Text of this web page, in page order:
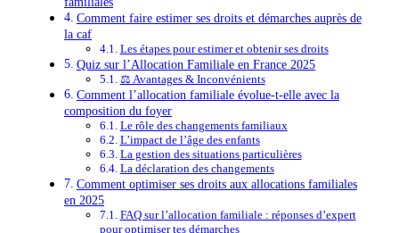
Comment faire estimer ses droits et démarches auprès de
la caf
Les étapes pour estimer et obtenir ses droits
Quiz sur l’Allocation Familiale en France 2025
⚖️ Avantages & Inconvénients
Comment l’allocation familiale évolue-t-elle avec la
composition du foyer
Le rôle des changements familiaux
L’impact de l’âge des enfants
La gestion des situations particulières
La déclaration des changements
Comment optimiser ses droits aux allocations familiales
en 2025
FAQ sur l’allocation familiale : réponses d’expert
pour optimiser tes démarches